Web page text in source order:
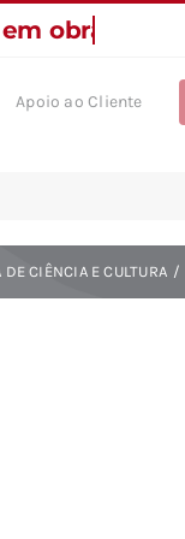
Apoio ao Cliente
CIÊNCIA E CULTURA